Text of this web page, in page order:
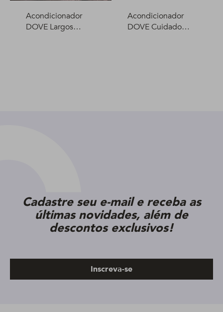
Acondicionador
DOVE Largos
Acondicionador
DOVE Cuidado
Cadastre seu e-mail e receba as
últimas novidades, além de
descontos exclusivos!
Inscreva-se